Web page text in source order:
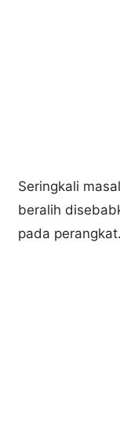
Seringkali
beralih
pada perangkat.